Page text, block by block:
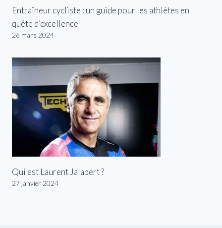
Entraîneur cycliste : un guide pour les athlètes en
quête d’excellence
26 mars 2024
Qui est Laurent Jalabert ?
27 janvier 2024